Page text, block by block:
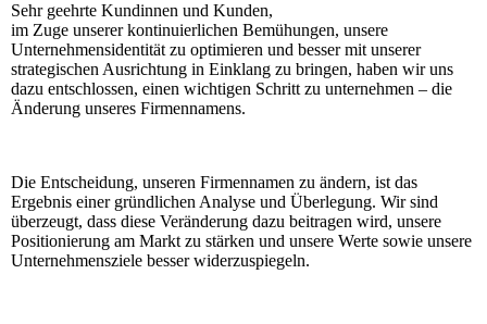
Sehr geehrte Kundinnen und Kunden,
im Zuge unserer kontinuierlichen Bemühungen, unsere
Unternehmensidentität zu optimieren und besser mit unserer
strategischen Ausrichtung in Einklang zu bringen, haben wir uns
dazu entschlossen, einen wichtigen Schritt zu unternehmen – die
Änderung unseres Firmennamens.
Die Entscheidung, unseren Firmennamen zu ändern, ist das
Ergebnis einer gründlichen Analyse und Überlegung. Wir sind
überzeugt, dass diese Veränderung dazu beitragen wird, unsere
Positionierung am Markt zu stärken und unsere Werte sowie unsere
Unternehmensziele besser widerzuspiegeln.